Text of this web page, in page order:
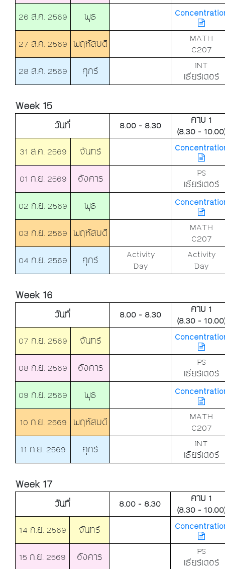
26 ส.ค. 2569
พุธ
27 ส.ค. 2569 พฤหัสบดี
MATH
C207
28 ส.ค. 2569
ศุกร์
INT
เธียร์เตอร์
Week 15
วันที่ 8.00 - 8.30
คาบ 1
(8.30 -
31 ส.ค. 2569
จันทร์
01 ก.ย. 2569 อังคาร
PS
เธียร์เตอร์
02 ก.ย. 2569
พุธ
03 ก.ย. 2569 พฤหัสบดี
MATH
C207
04 ก.ย. 2569
ศุกร์
Activity
Day
Activity
Day
Week 16
วันที่ 8.00 - 8.30
คาบ 1
(8.30 -
07 ก.ย. 2569
จันทร์
08 ก.ย. 2569 อังคาร
PS
เธียร์เตอร์
09 ก.ย. 2569
พุธ
10 ก.ย. 2569 พฤหัสบดี
MATH
C207
11 ก.ย. 2569
ศุกร์
INT
เธียร์เตอร์
Week 17
วันที่ 8.00 - 8.30
คาบ 1
(8.30 -
14 ก.ย. 2569
จันทร์
15 ก.ย. 2569 อังคาร
PS
เธียร์เตอร์